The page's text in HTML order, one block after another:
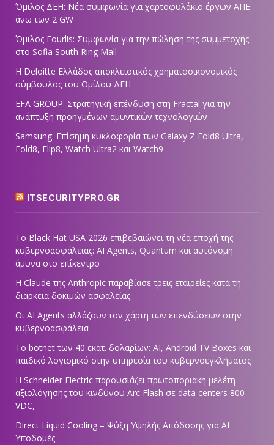
Όμιλος ΔΕΗ: Νέα συμφωνία για χαρτοφυλάκιο έργων ΑΠΕ
άνω των 2 GW
Όμιλος Fourlis: Συμφωνία για την πώληση της συμμετοχής
στο Sofia South Ring Mall
Η Deloitte Ελλάδος αποκλειστικός χρηματοοικονομικός
σύμβουλος του Ομίλου ΔΕΗ
EFA GROUP: Στρατηγική επένδυση στη Fractal για την
ανάπτυξη προηγμένων αμυντικών τεχνολογιών
Samsung: Επίσημη κυκλοφορία των Galaxy Z Fold8 Ultra,
Fold8, Flip8, Watch Ultra2 και Watch9
ITSECURITYPRO.GR
Το Black Hat USA 2026 επιβεβαιώνει τη νέα εποχή της
κυβερνοασφάλειας: AI Agents, Quantum και αυτόνομη
άμυνα στο επίκεντρο
Η Claude της Anthropic παραβίασε τρεις εταιρείες κατά τη
διάρκεια δοκιμών ασφαλείας
Οι AI Agents αλλάζουν τον χάρτη των επενδύσεων στην
κυβερνοασφάλεια
Το botnet των 40 εκατ. δολαρίων: AI, Android TV Boxes και
παιδικό λογισμικό στην υπηρεσία του κυβερνοεγκλήματος
Η Schneider Electric παρουσιάζει πρωτοποριακή μελέτη
αξιολόγησης του κινδύνου Arc Flash σε data centers 800
VDC,
Direct Liquid Cooling – Ψύξη Υψηλής Απόδοσης για AI
Υποδομές